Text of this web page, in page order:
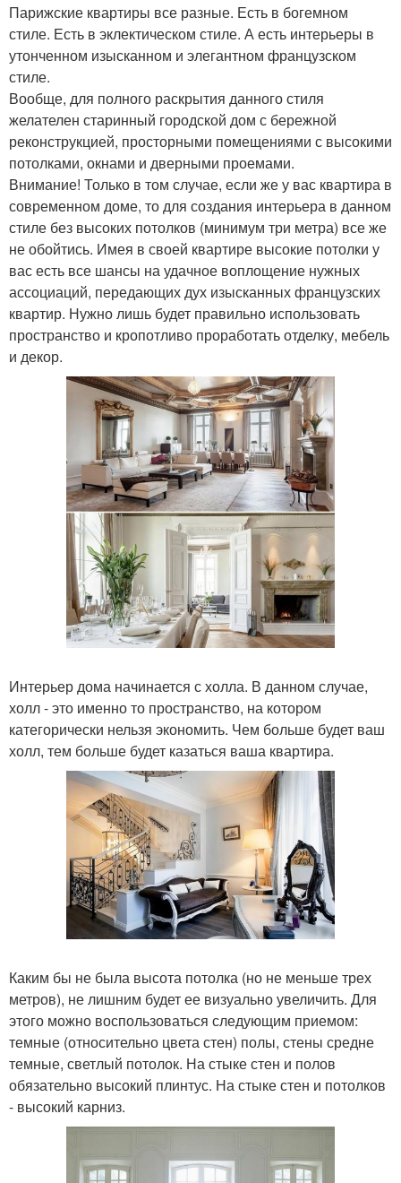
Парижские квартиры все разные. Есть в богемном
стиле. Есть в эклектическом стиле. А есть интерьеры в
утонченном изысканном и элегантном французском
стиле.
Вообще, для полного раскрытия данного стиля
желателен старинный городской дом с бережной
реконструкцией, просторными помещениями с высокими
потолками, окнами и дверными проемами.
Внимание! Только в том случае, если же у вас квартира в
современном доме, то для создания интерьера в данном
стиле без высоких потолков (минимум три метра) все же
не обойтись. Имея в своей квартире высокие потолки у
вас есть все шансы на удачное воплощение нужных
ассоциаций, передающих дух изысканных французских
квартир. Нужно лишь будет правильно использовать
пространство и кропотливо проработать отделку, мебель
и декор.
Интерьер дома начинается с холла. В данном случае,
холл - это именно то пространство, на котором
категорически нельзя экономить. Чем больше будет ваш
холл, тем больше будет казаться ваша квартира.
Каким бы не была высота потолка (но не меньше трех
метров), не лишним будет ее визуально увеличить. Для
этого можно воспользоваться следующим приемом:
темные (относительно цвета стен) полы, стены средне
темные, светлый потолок. На стыке стен и полов
обязательно высокий плинтус. На стыке стен и потолков
- высокий карниз.